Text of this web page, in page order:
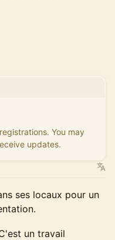
You may
updates.
ses locaux pour un
un travail